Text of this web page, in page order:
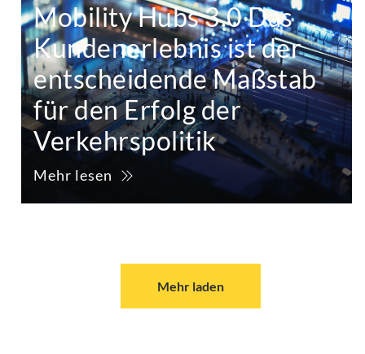
Mobility Hubs 3.0 Das
Kundenerlebnis ist der
entscheidende Maßstab
für den Erfolg der
Verkehrspolitik
Mehr lesen
Mehr laden